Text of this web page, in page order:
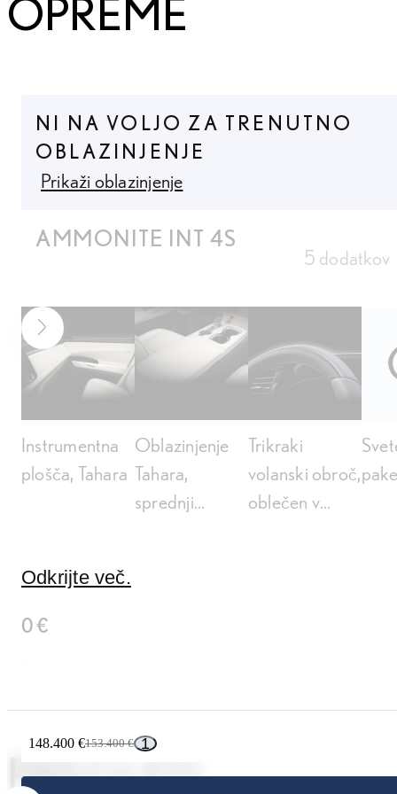
OPREME
NI NA VOLJO ZA TRENUTNO
OBLAZINJENJE
Prikaži oblazinjenje
AMMONITE INT 4S
5 dodatkov
NASLEDNJA FOTOGRAFIJA
Instrumentna
plošča, Tahara
Oblazinjenje
Tahara,
sprednji
Trikraki
volanski obroč,
oblečen v
Odkrijte več.
0 €
148.400 €153.400 € 1
PREGLED